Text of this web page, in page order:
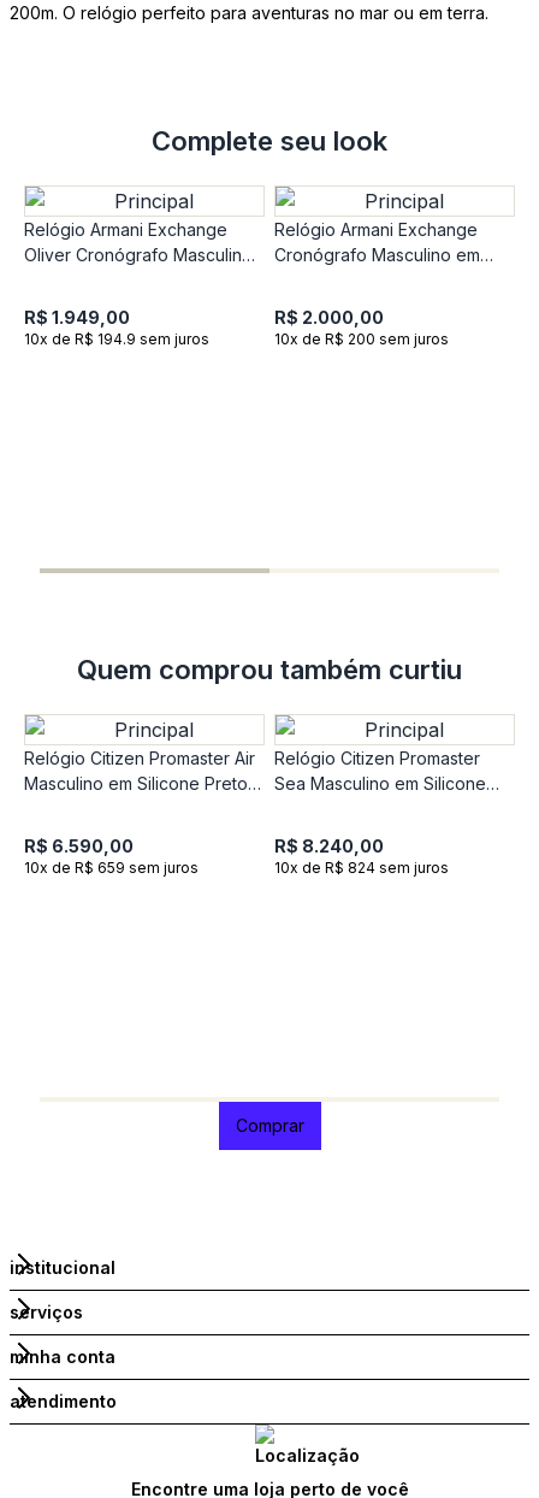
200m. O relógio perfeito para aventuras no mar ou em terra.
Complete seu look
Relógio Armani Exchange
Oliver Cronógrafo Masculino
R$ 1.949,00
10x de R$ 194.9 sem juros
Relógio Armani Exchange
Cronógrafo Masculino em
R$ 2.000,00
10x de R$ 200 sem juros
Quem comprou também curtiu
Relógio Citizen Promaster Air
Masculino em Silicone Preto
R$ 6.590,00
10x de R$ 659 sem juros
Relógio Citizen Promaster
Sea Masculino em Silicone
R$ 8.240,00
10x de R$ 824 sem juros
Comprar
institucional
serviços
minha conta
atendimento
Encontre uma loja perto de você